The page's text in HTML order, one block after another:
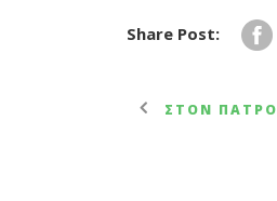
Share Post:
ΣΤΟΝ